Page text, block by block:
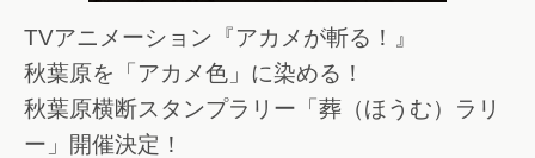
TVアニメーション『アカメが斬る！』
秋葉原を「アカメ色」に染める！
秋葉原横断スタンプラリー「葬（ほうむ）ラリ
ー」開催決定！